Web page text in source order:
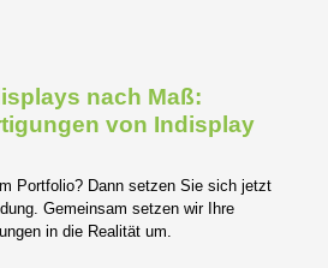
nach Maß:
von Indisplay
Portfolio? Dann setzen Sie sich jetzt
Gemeinsam setzen wir Ihre
in die Realität um.